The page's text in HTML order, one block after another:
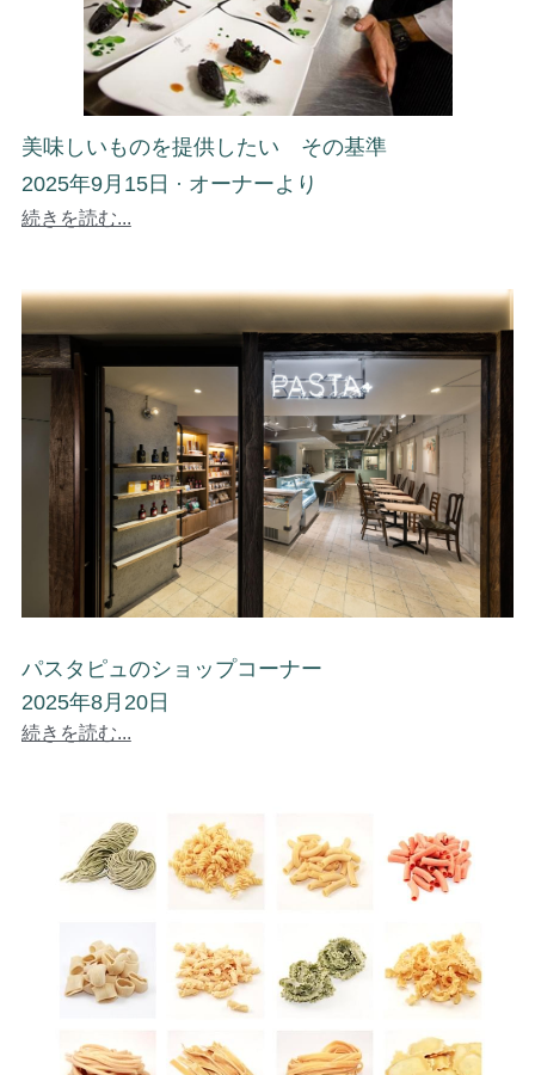
美味しいものを提供したい その基準
2025年9月15日 · オーナーより
続きを読む...
パスタピュのショップコーナー
2025年8月20日
続きを読む...